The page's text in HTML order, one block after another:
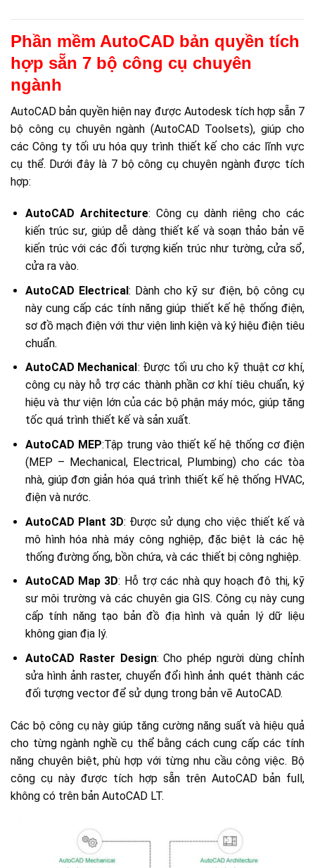
Phần mềm AutoCAD bản quyền tích
hợp sẵn 7 bộ công cụ chuyên
ngành
AutoCAD bản quyền hiện nay được Autodesk tích hợp sẵn 7
bộ công cụ chuyên ngành (AutoCAD Toolsets), giúp cho
các Công ty tối ưu hóa quy trình thiết kế cho các lĩnh vực
cụ thể. Dưới đây là 7 bộ công cụ chuyên ngành được tích
hợp:
AutoCAD Architecture: Công cụ dành riêng cho các
kiến trúc sư, giúp dễ dàng thiết kế và soạn thảo bản vẽ
kiến trúc với các đối tượng kiến trúc như tường, cửa sổ,
cửa ra vào.
AutoCAD Electrical: Dành cho kỹ sư điện, bộ công cụ
này cung cấp các tính năng giúp thiết kế hệ thống điện,
sơ đồ mạch điện với thư viện linh kiện và ký hiệu điện tiêu
chuẩn.
AutoCAD Mechanical : Được tối ưu cho kỹ thuật cơ khí,
công cụ này hỗ trợ các thành phần cơ khí tiêu chuẩn, ký
hiệu và thư viện lớn của các bộ phận máy móc, giúp tăng
tốc quá trình thiết kế và sản xuất.
AutoCAD MEP:Tập trung vào thiết kế hệ thống cơ điện
(MEP – Mechanical, Electrical, Plumbing) cho các tòa
nhà, giúp đơn giản hóa quá trình thiết kế hệ thống HVAC,
điện và nước.
AutoCAD Plant 3D: Được sử dụng cho việc thiết kế và
mô hình hóa nhà máy công nghiệp, đặc biệt là các hệ
thống đường ống, bồn chứa, và các thiết bị công nghiệp.
AutoCAD Map 3D: Hỗ trợ các nhà quy hoạch đô thị, kỹ
sư môi trường và các chuyên gia GIS. Công cụ này cung
cấp tính năng tạo bản đồ địa hình và quản lý dữ liệu
không gian địa lý.
AutoCAD Raster Design: Cho phép người dùng chỉnh
sửa hình ảnh raster, chuyển đổi hình ảnh quét thành các
đối tượng vector để sử dụng trong bản vẽ AutoCAD.
Các bộ công cụ này giúp tăng cường năng suất và hiệu quả
cho từng ngành nghề cụ thể bằng cách cung cấp các tính
năng chuyên biệt, phù hợp với từng nhu cầu công việc. Bộ
công cụ này được tích hợp sẵn trên AutoCAD bản full,
không có trên bản AutoCAD LT.